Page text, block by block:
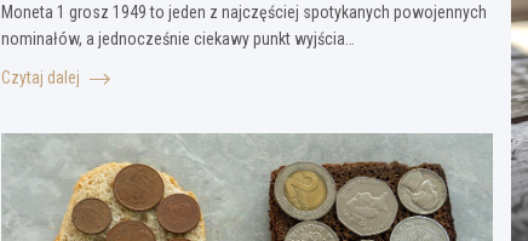
Moneta 1 grosz 1949 to jeden z najczęściej spotykanych powojennych
nominałów, a jednocześnie ciekawy punkt wyjścia…
Czytaj dalej